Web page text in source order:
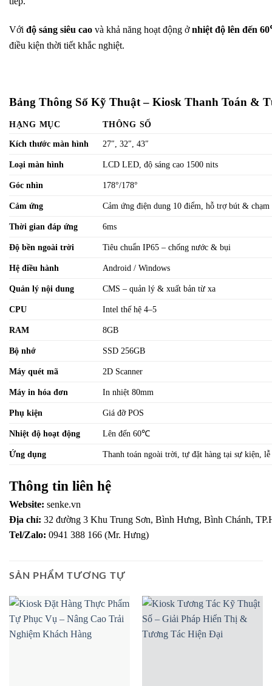
Với độ sáng siêu cao và khả năng hoạt động ởnhiệt độ lên đến
điều kiện thời tiết khắc nghiệt.
Bảng Thông Số Kỹ Thuật – Kiosk Thanh Toán &
HẠNG MỤC
THÔNG SỐ
Kích thước màn hình
27″, 32″, 43″
Loại màn hình LCD LED, độ sáng cao 1500 nits
Góc nhìn 178°/178°
Cảm ứng Cảm ứng điện dung 10 điểm, hỗ trợ bút & chạm
Thời gian đáp ứng 6ms
Độ bền ngoài trời Tiêu chuẩn IP65 – chống nước & bụi
Hệ điều hành Android / Windows
Quản lý nội dung CMS – quản lý & xuất bản từ xa
CPU Intel thế hệ 4–5
RAM 8GB
Bộ nhớ SSD 256GB
Máy quét mã 2D Scanner
Máy in hóa đơn In nhiệt 80mm
Phụ kiện Giá đỡ POS
Nhiệt độ hoạt động Lên đến 60℃
Ứng dụng Thanh toán ngoài trời, tự đặt hàng tại sự kiện,
Thông tin liên hệ
Website: senke.vn
Địa chỉ: 32 đường 3 Khu Trung Sơn, Bình Hưng, Bình Chánh,
Tel/Zalo: 0941 388 166 (Mr. Hưng)
SẢN PHẨM TƯƠNG TỰ